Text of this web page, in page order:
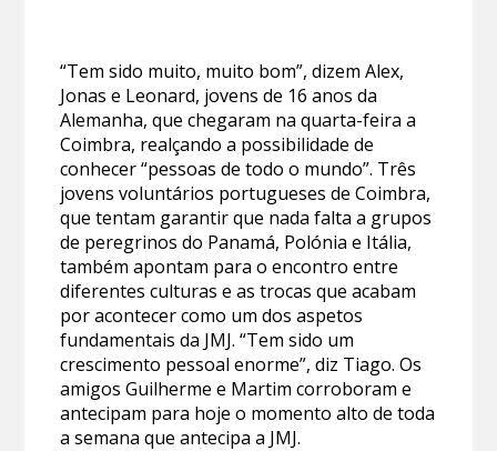
“Tem sido muito, muito bom”, dizem Alex,
Jonas e Leonard, jovens de 16 anos da
Alemanha, que chegaram na quarta-feira a
Coimbra, realçando a possibilidade de
conhecer “pessoas de todo o mundo”. Três
jovens voluntários portugueses de Coimbra,
que tentam garantir que nada falta a grupos
de peregrinos do Panamá, Polónia e Itália,
também apontam para o encontro entre
diferentes culturas e as trocas que acabam
por acontecer como um dos aspetos
fundamentais da JMJ. “Tem sido um
crescimento pessoal enorme”, diz Tiago. Os
amigos Guilherme e Martim corroboram e
antecipam para hoje o momento alto de toda
a semana que antecipa a JMJ.